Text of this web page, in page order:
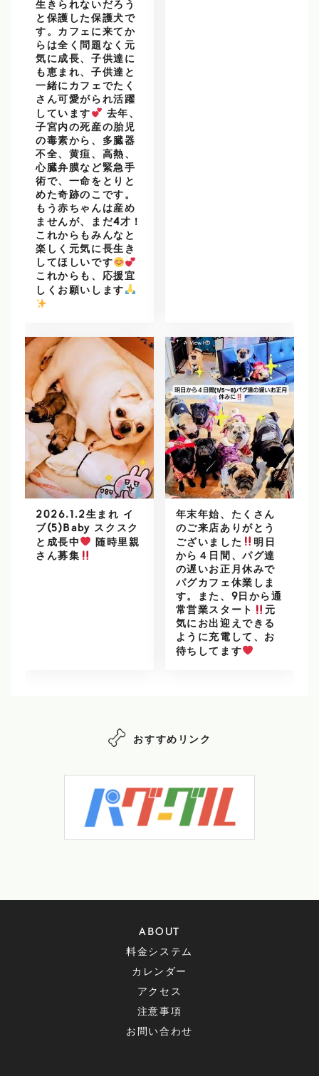
生きられないだろう
と保護した保護犬で
す。カフェに来てか
らは全く問題なく元
気に成長、子供達に
も恵まれ、子供達と
一緒にカフェでたく
さん可愛がられ活躍
しています
去年、
子宮内の死産の胎児
の毒素から、多臓器
不全、黄疸、高熱、
心臓弁膜など緊急手
術で、一命をとりと
めた奇跡のこです。
もう赤ちゃんは産め
ませんが、まだ4才！
これからもみんなと
楽しく元気に長生き
してほしいです
これからも、応援宜
しくお願いします
2026.1.2生まれ イ
ブ(5)Baby スクスク
と成長中
随時里親
さん募集
年末年始、たくさん
のご来店ありがとう
ございました
明日
から４日間、パグ達
の遅いお正月休みで
パグカフェ休業しま
す。また、9日から通
常営業スタート
元
気にお出迎えできる
ように充電して、お
待ちしてます
おすすめリンク
ABOUT
料金システム
カレンダー
アクセス
注意事項
お問い合わせ